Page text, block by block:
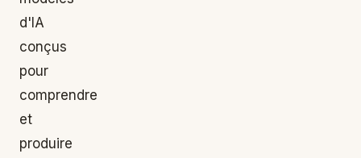
d'IA
conçus
pour
comprendre
et
produire